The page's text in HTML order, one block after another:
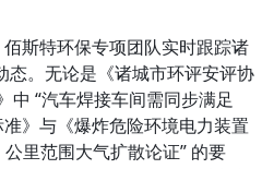
斯特环保专项团队实时跟踪诸
态。无论是《诸城市环评安评协
中 “汽车焊接车间需同步满足
》与《爆炸危险环境电力装置
里范围大气扩散论证” 的要